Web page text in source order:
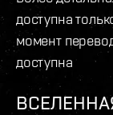
доступна
момент
доступна